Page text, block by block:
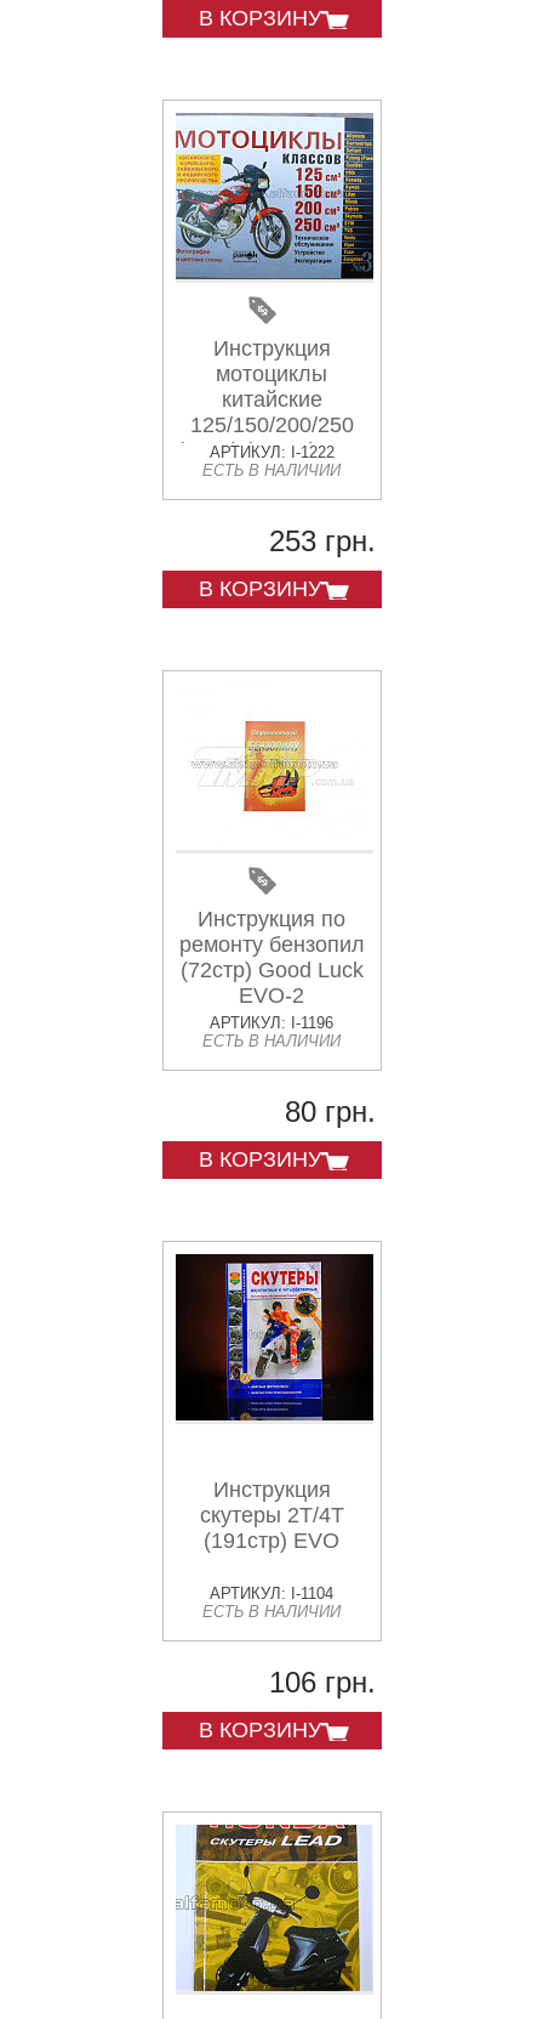
В КОРЗИНУ
Инструкция
мотоциклы
китайские
125/150/200/250
(№35) (88стр) VDK
АРТИКУЛ: I-1222
ЕСТЬ В НАЛИЧИИ
253 грн.
В КОРЗИНУ
Инструкция по
ремонту бензопил
(72стр) Good Luck
EVO-2
АРТИКУЛ: I-1196
ЕСТЬ В НАЛИЧИИ
80 грн.
В КОРЗИНУ
Инструкция
скутеры 2T/4T
(191стр) EVO
АРТИКУЛ: I-1104
ЕСТЬ В НАЛИЧИИ
106 грн.
В КОРЗИНУ